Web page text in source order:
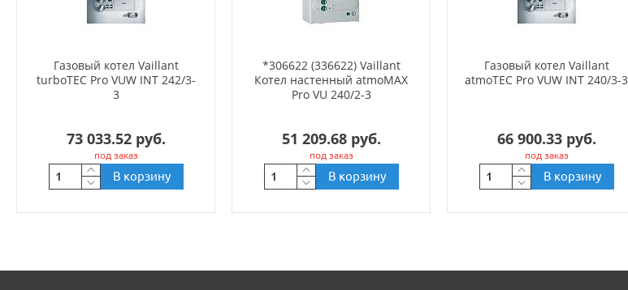
Газовый котел Vaillant
turboTEC Pro VUW INT 242/3-
3
73 033.52 руб.
под заказ
В корзину
*306622 (336622) Vaillant
Котел настенный atmoMAX
Pro VU 240/2-3
51 209.68 руб.
под заказ
В корзину
Газовый котел Vaillant
atmoTEC Pro VUW INT 240/3-3
66 900.33 руб.
под заказ
В корзину